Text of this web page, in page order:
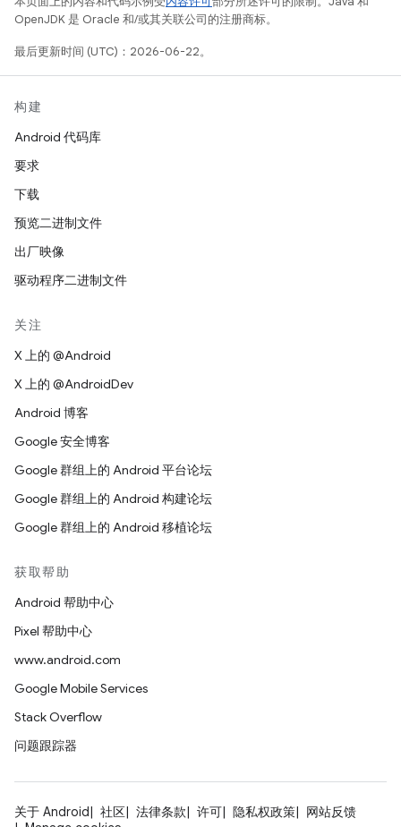
OpenJDK 是 Oracle 和/或其关联公司的注册商标。
最后更新时间 (UTC)：2026-06-22。
构建
Android 代码库
要求
下载
预览二进制文件
出厂映像
驱动程序二进制文件
关注
X 上的 @Android
X 上的 @AndroidDev
Android 博客
Google 安全博客
Google 群组上的 Android 平台论坛
Google 群组上的 Android 构建论坛
Google 群组上的 Android 移植论坛
获取帮助
Android 帮助中心
Pixel 帮助中心
www.android.com
Google Mobile Services
Stack Overflow
问题跟踪器
关于 Android 社区 法律条款 许可 隐私权政策
网站反馈